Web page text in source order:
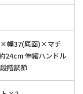
幅37(底面)×マチ
24cm 伸縮ハンドル
階調節